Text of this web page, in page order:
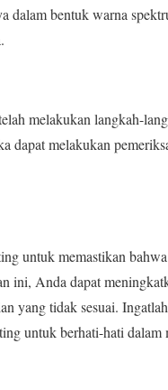
dalam bentuk warna
melakukan langkah-
dapat melakukan
untuk memastikan
ini, Anda dapat
yang tidak sesuai.
untuk berhati-hati dalam